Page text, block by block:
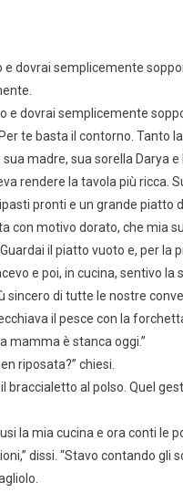
e dovrai semplicemente
e dovrai semplicemente
te basta il contorno. Tanto
sua madre, sua sorella Darya
rendere la tavola più ricca.
pronti e un grande piatto
con motivo dorato, che mia
il piatto vuoto e, per
e poi, in cucina, sentivo
sincero di tutte le nostre
il pesce con la
mamma è stanca oggi.”
riposata?” chiesi.
braccialetto al polso. Quel
la mia cucina e ora conti le
dissi. “Stavo contando gli